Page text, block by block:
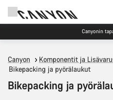
Canyonin
Canyon Komponentit ja
Bikepacking ja pyörälaukut
Bikepacking ja